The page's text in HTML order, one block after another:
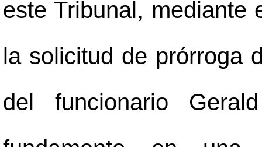
este Tribunal, mediante
la solicitud de prórroga
del funcionario